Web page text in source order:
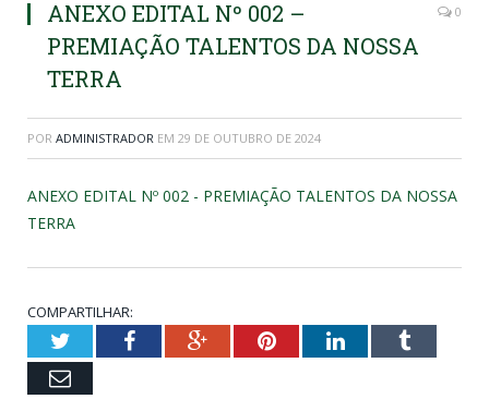
ANEXO EDITAL Nº 002 –
PREMIAÇÃO TALENTOS DA NOSSA
TERRA
0
POR ADMINISTRADOR EM 29 DE OUTUBRO DE 2024
ANEXO EDITAL Nº 002 - PREMIAÇÃO TALENTOS DA NOSSA
TERRA
COMPARTILHAR:
TwitterFacebookGoogle+PinterestLinkedInTumblr
Email